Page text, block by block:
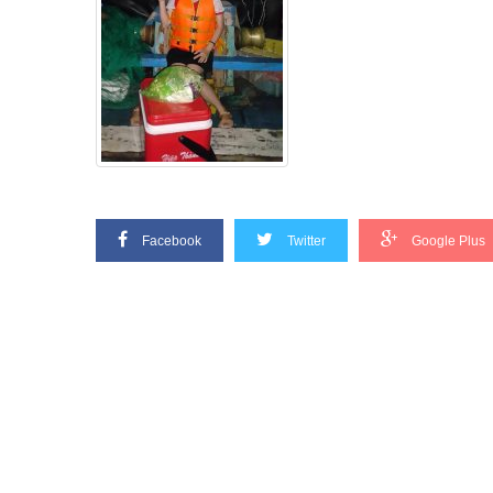
Facebook Twitter Google Plus